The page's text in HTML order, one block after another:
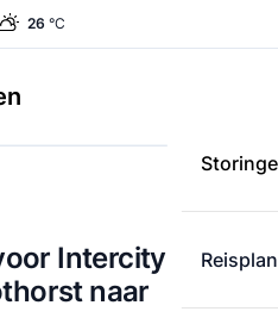
26 °C
Intercity 938
naar